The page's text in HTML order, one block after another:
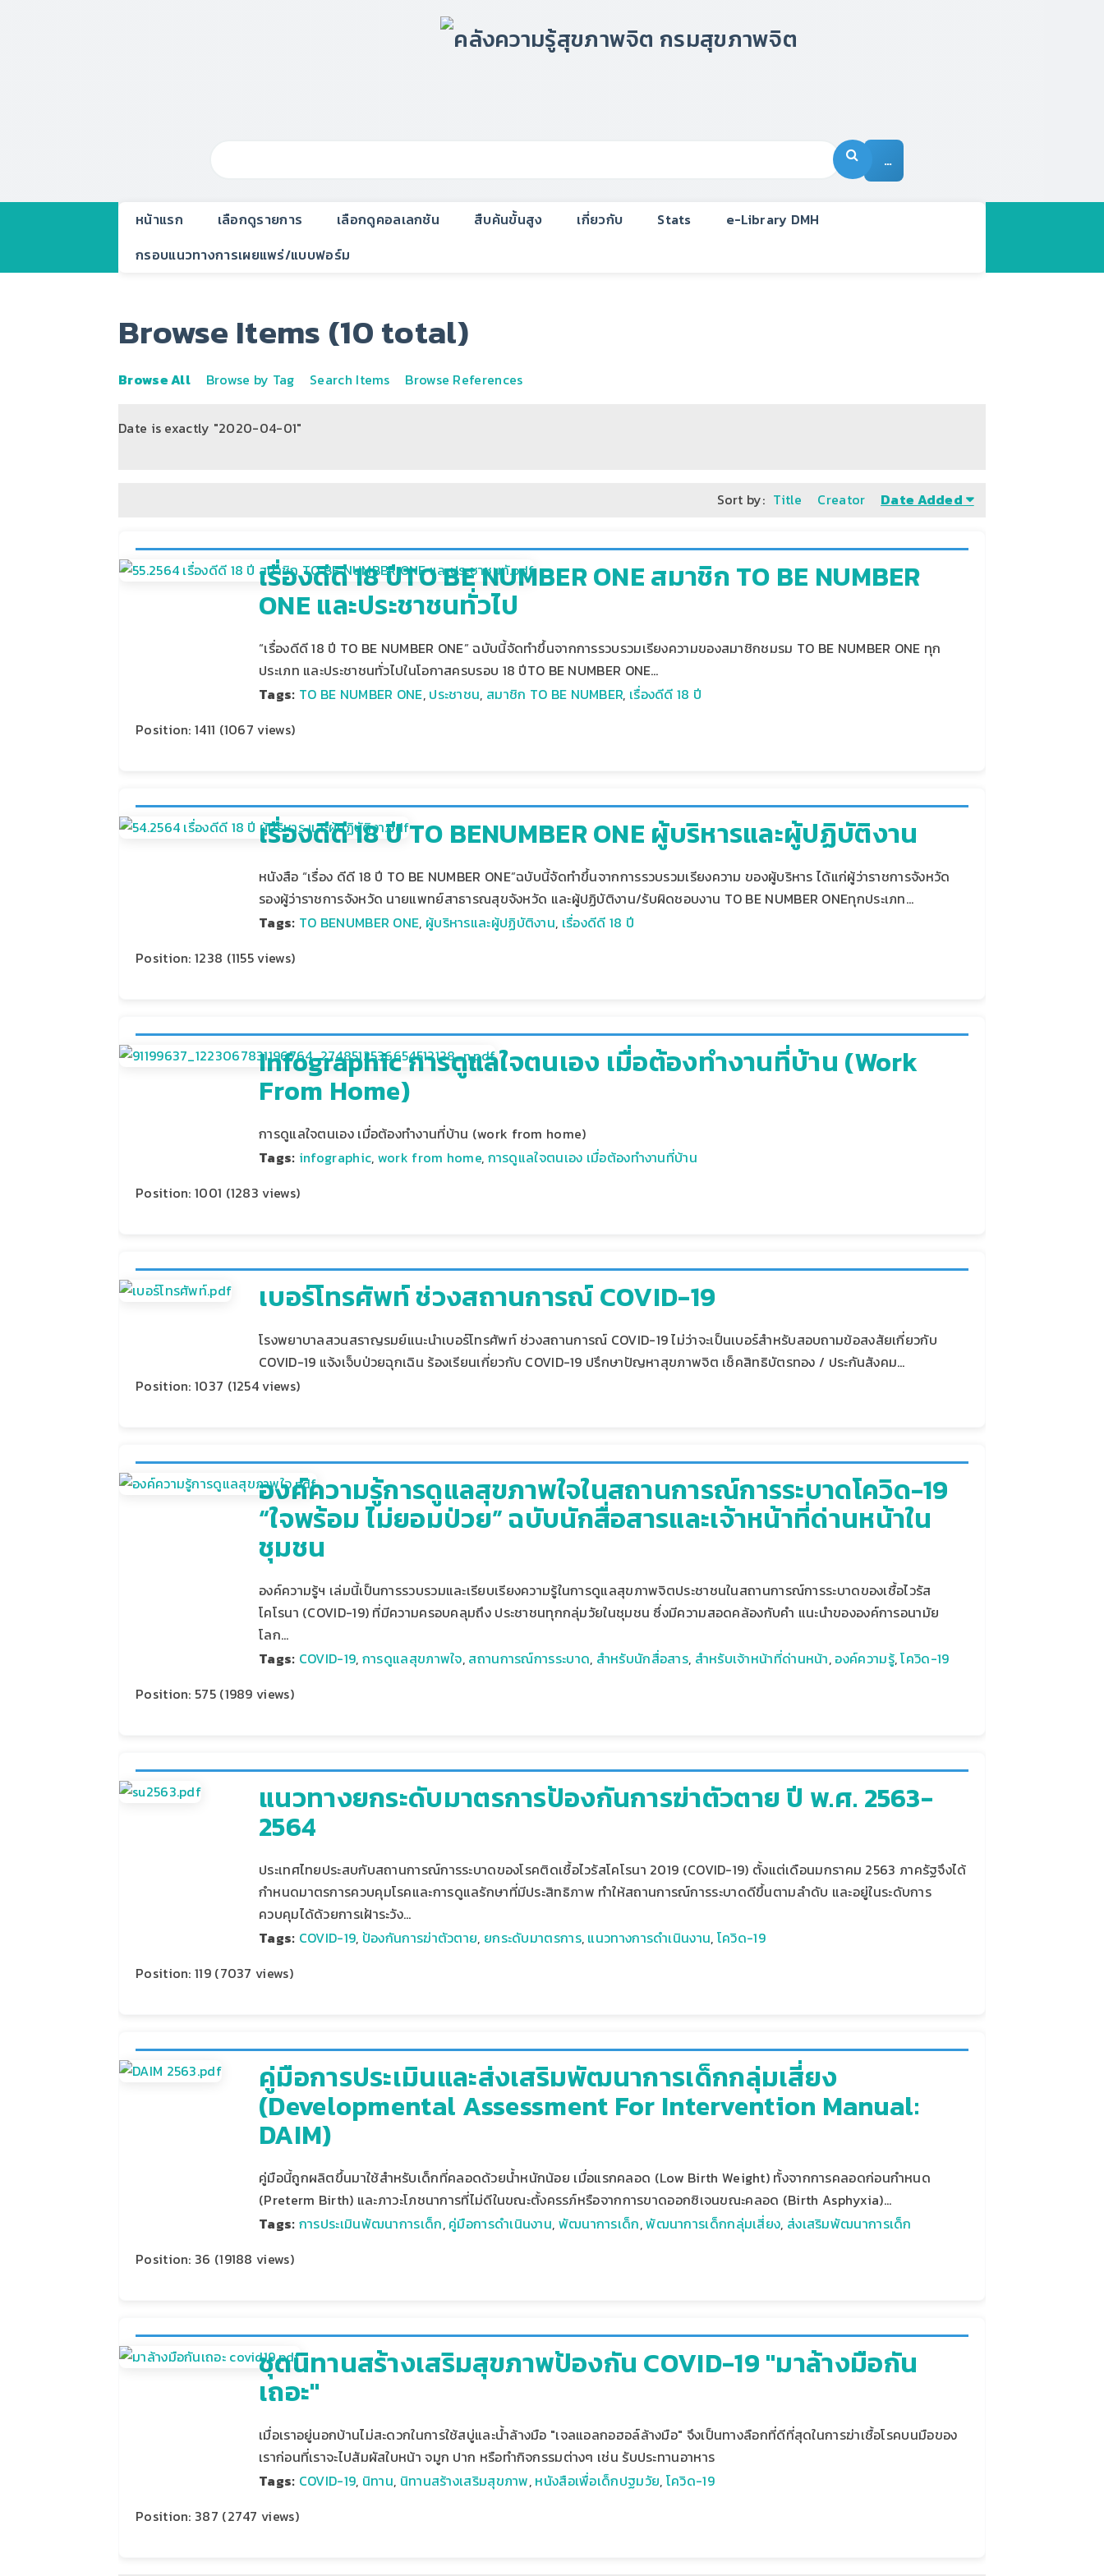
…
หน้าแรก เลือกดูรายการ เลือกดูคอลเลกชัน สืบค้นขั้นสูง เกี่ยวกับ Stats
e-Library DMH
กรอบแนวทางการเผยแพร่/แบบฟอร์ม
Browse Items (10 total)
Browse All Browse by Tag Search Items Browse References
Date is exactly "2020-04-01"
of 2
Sort by: Title Creator Date Added
เรื่องดีดี 18 ปีTO BE NUMBER ONE สมาชิก TO BE NUMBER
ONE และประชาชนทั่วไป
“เรื่องดีดี 18 ปี TO BE NUMBER ONE” ฉบับนี้จัดทำขึ้นจากการรวบรวมเรียงความของสมาชิกชมรม TO BE NUMBER ONE ทุก
ประเภท และประชาชนทั่วไปในโอกาสครบรอบ 18 ปีTO BE NUMBER ONE…
Tags: TO BE NUMBER ONE, ประชาชน, สมาชิก TO BE NUMBER, เรื่องดีดี 18 ปี
Position:1411 (1067 views)
เรื่องดีดี 18 ปี TO BENUMBER ONE ผู้บริหารและผู้ปฏิบัติงาน
หนังสือ “เรื่อง ดีดี 18 ปี TO BE NUMBER ONE”ฉบับนี้จัดทำขึ้นจากการรวบรวมเรียงความ ของผู้บริหาร ได้แก่ผู้ว่าราชการจังหวัด
รองผู้ว่าราชการจังหวัด นายแพทย์สาธารณสุขจังหวัด และผู้ปฏิบัติงาน/รับผิดชอบงาน TO BE NUMBER ONEทุกประเภท…
Tags: TO BENUMBER ONE, ผู้บริหารและผู้ปฏิบัติงาน, เรื่องดีดี 18 ปี
Position:1238 (1155views)
Infographic การดูแลใจตนเอง เมื่อต้องทำงานที่บ้าน (work
From Home)
การดูแลใจตนเอง เมื่อต้องทำงานที่บ้าน (work from home)
Tags: infographic, work from home, การดูแลใจตนเอง เมื่อต้องทำงานที่บ้าน
Position:1001 (1283 views)
เบอร์โทรศัพท์ ช่วงสถานการณ์ COVID-19
โรงพยาบาลสวนสราญรมย์แนะนำเบอร์โทรศัพท์ ช่วงสถานการณ์ COVID-19 ไม่ว่าจะเป็นเบอร์สำหรับสอบถามข้อสงสัยเกี่ยวกับ
COVID-19 แจ้งเจ็บป่วยฉุกเฉิน ร้องเรียนเกี่ยวกับ COVID-19 ปรึกษาปัญหาสุขภาพจิต เช็คสิทธิบัตรทอง / ประกันสังคม…
Position:1037 (1254views)
องค์ความรู้การดูแลสุขภาพใจในสถานการณ์การระบาดโควิด-19
“ใจพร้อม ไม่ยอมป่วย” ฉบับนักสื่อสารและเจ้าหน้าที่ด่านหน้าใน
ชุมชน
องค์ความรู้ฯ เล่มนี้เป็นการรวบรวมและเรียบเรียงความรู้ในการดูแลสุขภาพจิตประชาชนในสถานการณ์การระบาดของเชื้อไวรัส
โคโรนา (COVID-19) ที่มีความครอบคลุมถึง ประชาชนทุกกลุ่มวัยในชุมชน ซึ่งมีความสอดคล้องกับคำ แนะนำขององค์การอนามัย
โลก…
Tags: COVID-19, การดูแลสุขภาพใจ, สถานการณ์การระบาด, สำหรับนักสื่อสาร, สำหรับเจ้าหน้าที่ด่านหน้า, องค์ความรู้,โควิด-19
Position: 575(1989 views)
แนวทางยกระดับมาตรการป้องกันการฆ่าตัวตาย ปี พ.ศ. 2563-
2564
ประเทศไทยประสบกับสถานการณ์การระบาดของโรคติดเชื้อไวรัสโคโรนา 2019 (COVID-19) ตั้งแต่เดือนมกราคม 2563 ภาครัฐจึงได้
กำหนดมาตรการควบคุมโรคและการดูแลรักษาที่มีประสิทธิภาพ ทำให้สถานการณ์การระบาดดีขึ้นตามลำดับ และอยู่ในระดับการ
ควบคุมได้ด้วยการเฝ้าระวัง…
Tags: COVID-19, ป้องกันการฆ่าตัวตาย, ยกระดับมาตรการ, แนวทางการดำเนินงาน, โควิด-19
Position:119(7037 views)
คู่มือการประเมินและส่งเสริมพัฒนาการเด็กกลุ่มเสี่ยง
(Developmental Assessment For Intervention Manual:
DAIM)
คู่มือนี้ถูกผลิตขึ้นมาใช้สำหรับเด็กที่คลอดด้วยน้ำหนักน้อย เมื่อแรกคลอด (Low Birth Weight) ทั้งจากการคลอดก่อนกำหนด
(Preterm Birth) และภาวะโภชนาการที่ไม่ดีในขณะตั้งครรภ์หรือจากการขาดออกซิเจนขณะคลอด (Birth Asphyxia)…
Tags: การประเมินพัฒนาการเด็ก, คู่มือการดำเนินงาน, พัฒนาการเด็ก,พัฒนาการเด็กกลุ่มเสี่ยง, ส่งเสริมพัฒนาการเด็ก
Position: 36 (19188 views)
ชุดนิทานสร้างเสริมสุขภาพป้องกัน COVID-19 "มาล้างมือกัน
เถอะ"
เมื่อเราอยู่นอกบ้านไม่สะดวกในการใช้สบู่และน้ำล้างมือ "เจลแอลกอฮอล์ล้างมือ" จึงเป็นทางลือกที่ดีที่สุดในการฆ่าเชื้อโรคบนมือของ
เราก่อนที่เราจะไปสัมผัสใบหน้า จมูก ปาก หรือทำกิจกรรมต่างๆ เช่น รับประทานอาหาร
Tags: COVID-19, นิทาน, นิทานสร้างเสริมสุขภาพ, หนังสือเพื่อเด็กปฐมวัย, โควิด-19
Position: 387 (2747 views)